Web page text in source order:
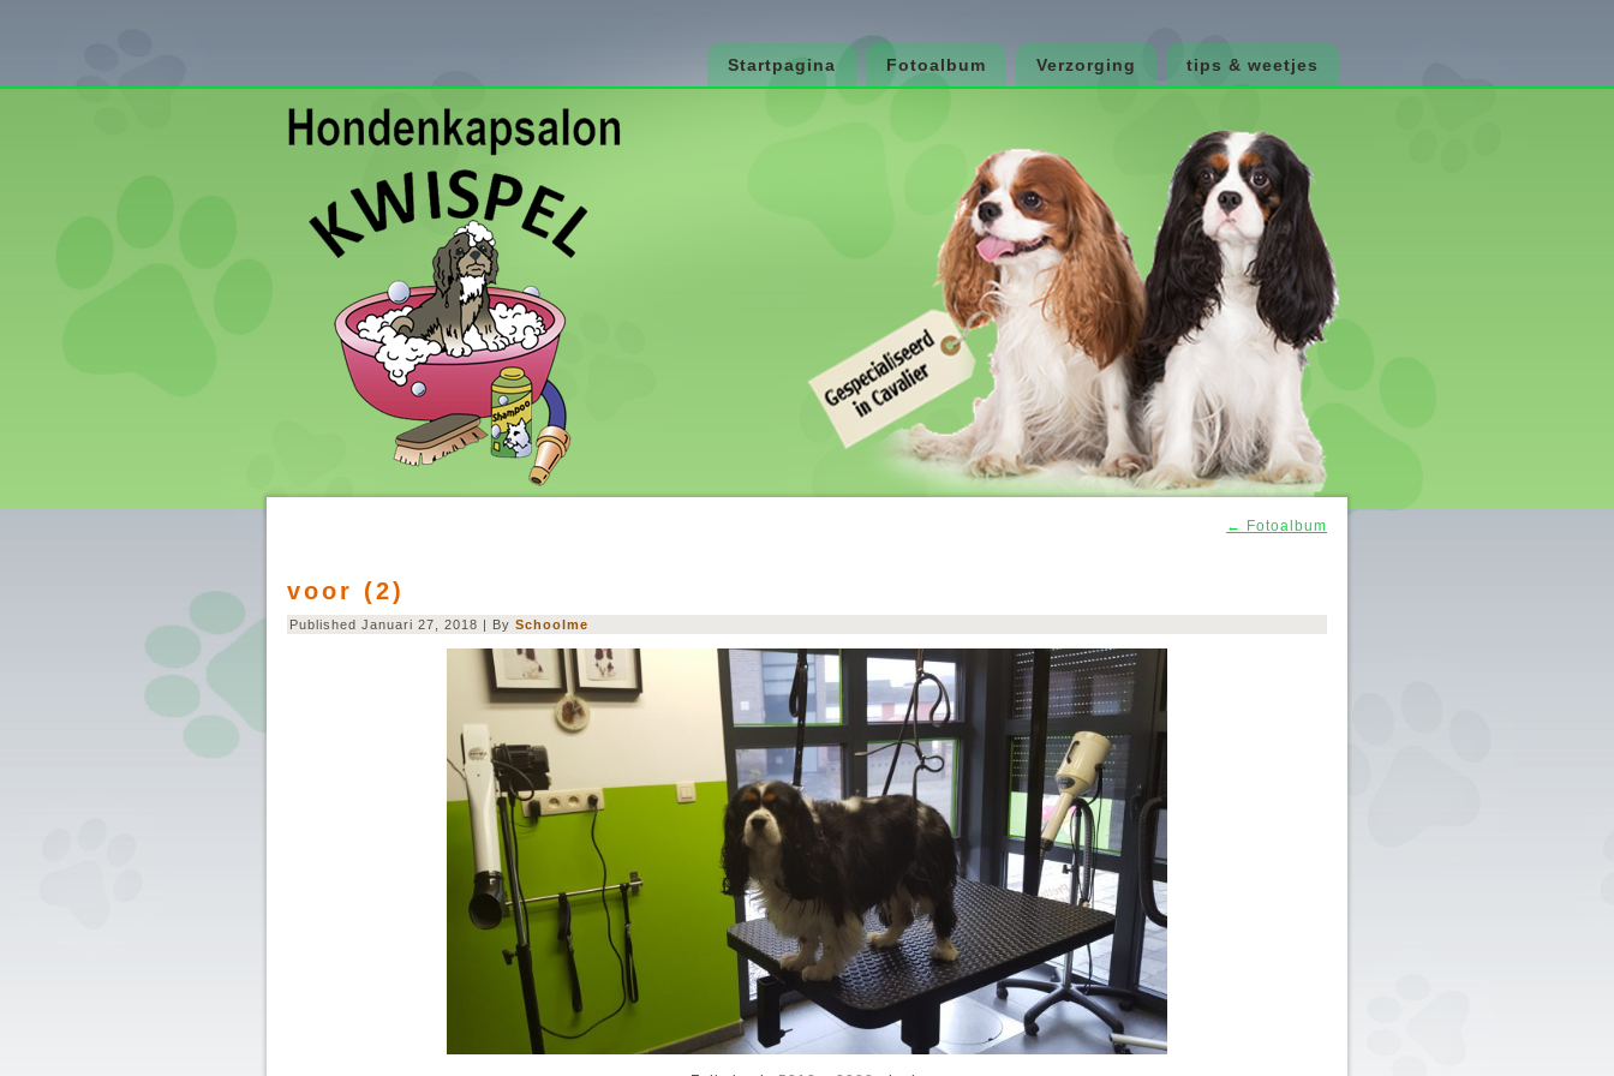
Startpagina Fotoalbum Verzorging tips & weetjes
← Fotoalbum
voor (2)
Published Januari 27, 2018 | By Schoolme